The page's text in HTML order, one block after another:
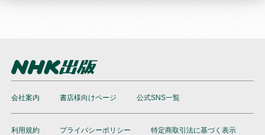
会社案内 書店様向けページ 公式SNS一覧
利用規約 プライバシーポリシー 特定商取引法に基づく表示